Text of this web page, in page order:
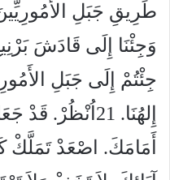
طَرِيقِ جَبَلِ
جِئْتُمْ إِلَى جَبَلِ
إِلهُنَا.
أَمَامَكَ. اصْعَدْ تَمَلَّكْ